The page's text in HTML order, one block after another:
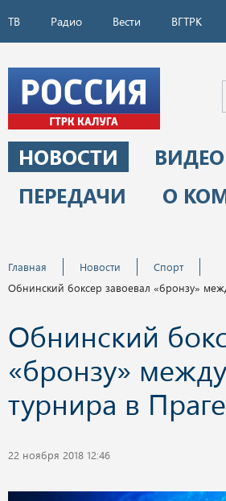
ТВ Радио Вести ВГТРК
НОВОСТИ ВИДЕО
ПЕРЕДАЧИ
О
Главная Новости
Спорт
Обнинский боксер завоевал «бронзу»
Обнинский
«бронзу»
турнира в Праге
22 ноября 2018 12:46